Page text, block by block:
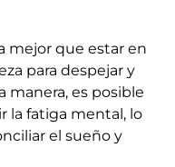
mejor que estar en
para despejar y
manera, es posible
la fatiga mental, lo
el sueño y